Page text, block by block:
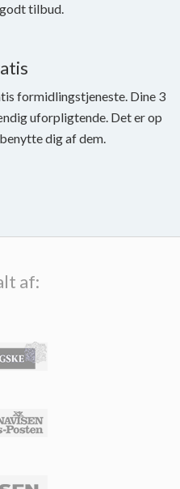
tilbud.
formidlingstjeneste. Dine 3
uforpligtende. Det er op
dig af dem.
af: